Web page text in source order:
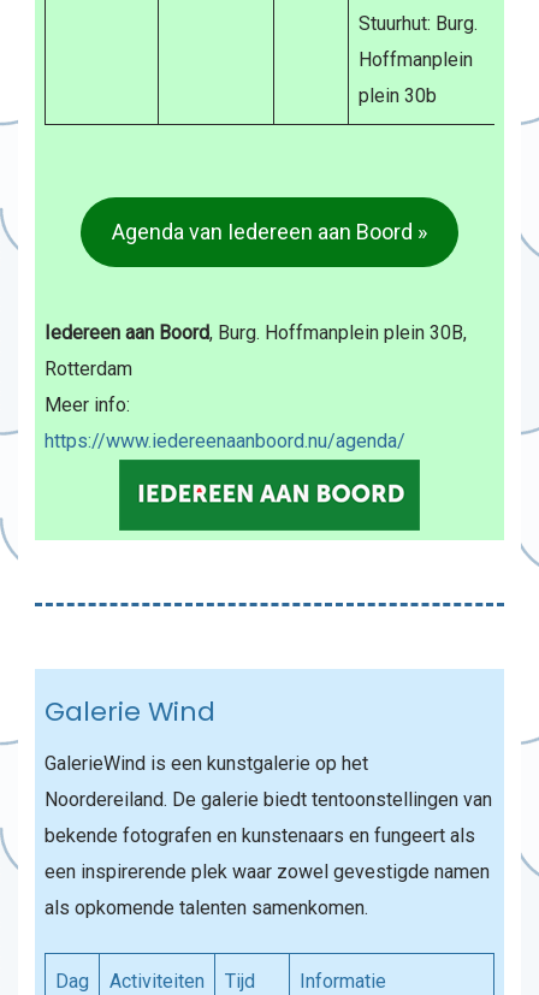
Stuurhut: Burg.
Hoffmanplein
plein 30b
Agenda van Iedereen aan Boord »
Iedereen aan Boord, Burg. Hoffmanplein plein 30B,
Rotterdam
Meer info:
https://www.iedereenaanboord.nu/agenda/
Galerie Wind
GalerieWind is een kunstgalerie op het
Noordereiland. De galerie biedt tentoonstellingen van
bekende fotografen en kunstenaars en fungeert als
een inspirerende plek waar zowel gevestigde namen
als opkomende talenten samenkomen.
Dag Activiteiten Tijd Informatie